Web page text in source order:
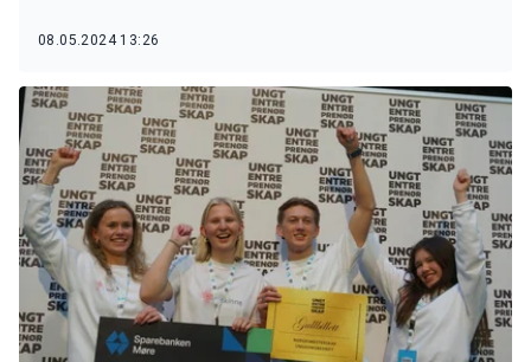
08.05.2024 13:26